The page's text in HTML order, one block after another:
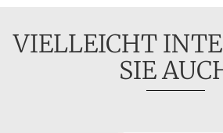
VIELLEICHT
SIE